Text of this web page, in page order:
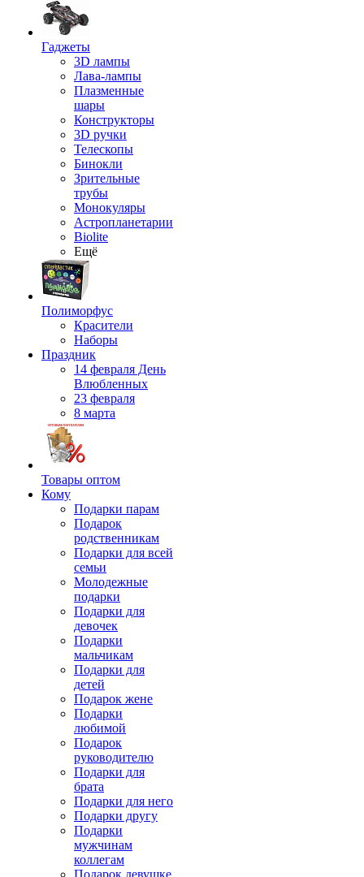
Гаджеты
3D лампы
Лава-лампы
Плазменные
шары
Конструкторы
3D ручки
Телескопы
Бинокли
Зрительные
трубы
Монокуляры
Астропланетарии
Biolite
Ещё
Полиморфус
Красители
Наборы
Праздник
14 февраля День
Влюбленных
23 февраля
8 марта
Товары оптом
Кому
Подарки парам
Подарок
родственникам
Подарки для всей
семьи
Молодежные
подарки
Подарки для
девочек
Подарки
мальчикам
Подарки для
детей
Подарок жене
Подарки
любимой
Подарок
руководителю
Подарки для
брата
Подарки для него
Подарки другу
Подарки
мужчинам
коллегам
Подарок девушке